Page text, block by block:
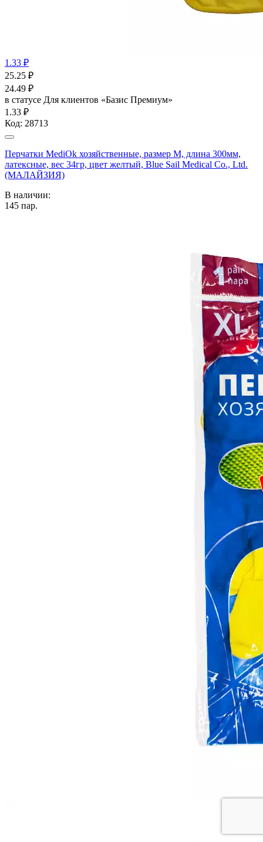
1.33 ₽
25.25 ₽
24.49 ₽
в статусе Для клиентов «Базис Премиум»
1.33 ₽
Код: 28713
Перчатки MediOk хозяйственные, размер M, длина 300мм,
латексные, вес 34гр, цвет желтый, Blue Sail Medical Co., Ltd.
(МАЛАЙЗИЯ)
В наличии:
145 пар.